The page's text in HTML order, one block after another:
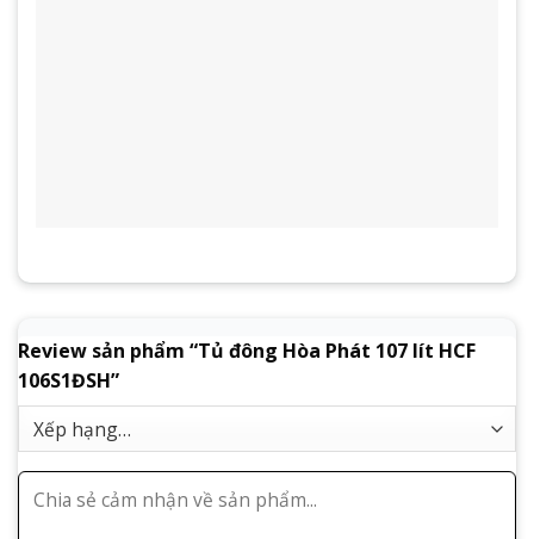
Review sản phẩm “Tủ đông Hòa Phát 107 lít HCF
106S1ĐSH”